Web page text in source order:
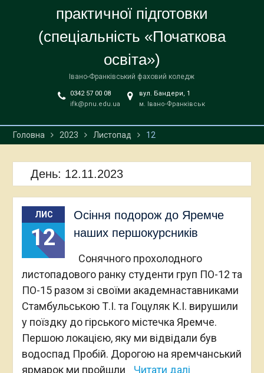
практичної підготовки
(спеціальність «Початкова
освіта»)
Івано-Франківський фаховий коледж
0342 57 00 08
ifk@pnu.edu.ua
вул. Бандери, 1
м. Івано-Франківськ
Головна 2023 Листопад 12
День: 12.11.2023
ЛИС
12
Осіння подорож до Яремче
наших першокурсників
Сонячного прохолодного
листопадового ранку студенти груп ПО-12 та
ПО-15 разом зі своїми академнаставниками
Стамбульською Т.І. та Гоцуляк К.І. вирушили
у поїздку до гірського містечка Яремче.
Першою локацією, яку ми відвідали був
водоспад Пробій. Дорогою на яремчанський
ярмарок ми пройшли
Читати далі